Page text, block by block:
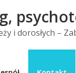
i dorosłych –